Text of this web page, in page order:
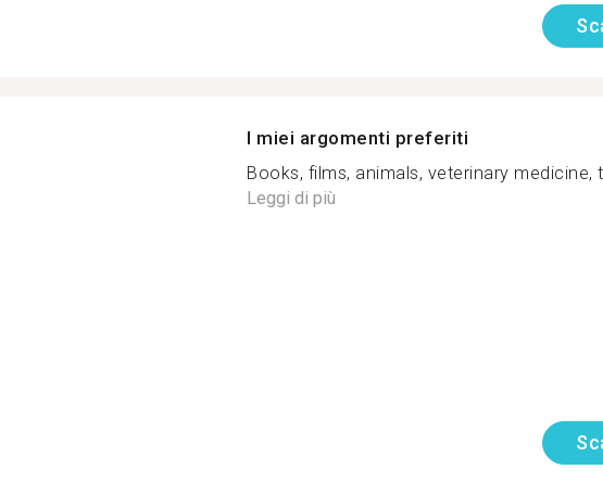
I miei argomenti preferiti
Books, films, animals, veterinary medicine,
Leggi di più